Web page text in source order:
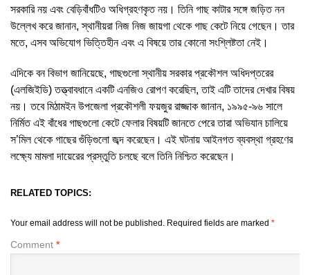
সরকারি নয় এবং বেড়িবাঁধটিও অধিগ্রহণকৃত নয়। তিনি গাছ কাটার সঙ্গে জড়িত নন
উল্লেখ করে জানান, স্থানীয়রা নিজ নিজ জায়গা থেকে গাছ কেটে নিয়ে গেছেন। তার
মতে, এসব অভিযোগ ভিত্তিহীন এবং এ বিষয়ে তার কোনো সংশ্লিষ্টতা নেই।
এদিকে বন বিভাগ জানিয়েছে, গাছগুলো স্থানীয় সরকার প্রকৌশল অধিদপ্তরের
(এলজিইডি) তত্ত্বাবধানে একটি এনজিও রোপণ করেছিল, তাই এটি তাদের দেখার বিষয়
নয়। তবে মিঠামইন উপজেলা প্রকৌশলী ফয়জুর রাজ্জাক জানান, ১৯৯৫-৯৬ সালে
নির্মিত এই বাঁধের গাছগুলো কেটে ফেলার বিষয়টি জানতে পেরে তারা অভিযান চালিয়ে
স’মিল থেকে গাছের গুঁড়িগুলো জব্দ করেছেন। এই ঘটনায় আইনগত ব্যবস্থা গ্রহণের
লক্ষ্যে মামলা দায়েরের প্রস্তুতি চলছে বলে তিনি নিশ্চিত করেছেন।
RELATED TOPICS:
Your email address will not be published. Required fields are marked *
Comment *